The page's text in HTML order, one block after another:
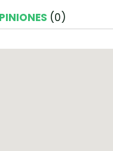
(0)